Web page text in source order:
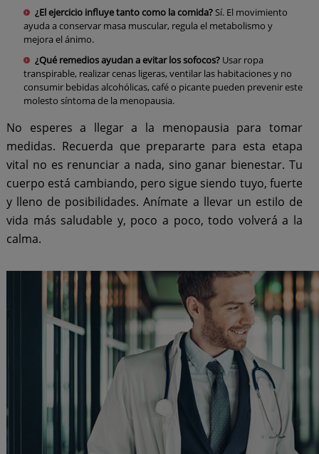
¿El ejercicio influye tanto como la comida?Sí. El movimiento
ayuda a conservar masa muscular, regula el metabolismo y
mejora el ánimo.
¿Qué remedios ayudan a evitar los sofocos? Usar ropa
transpirable, realizar cenas ligeras, ventilar las habitaciones y no
consumir bebidas alcohólicas, café o picante pueden prevenir este
molesto síntoma de la menopausia.
No esperes a llegar a la menopausia para tomar
medidas. Recuerda que prepararte para esta etapa
vital no es renunciar a nada, sino ganar bienestar. Tu
cuerpo está cambiando, pero sigue siendo tuyo, fuerte
y lleno de posibilidades. Anímate a llevar un estilo de
vida más saludable y, poco a poco, todo volverá a la
calma.